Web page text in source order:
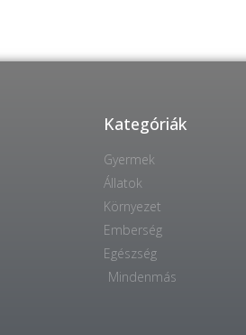
Kategóriák
Gyermek
Állatok
Környezet
Emberség
Egészség
Mindenmás